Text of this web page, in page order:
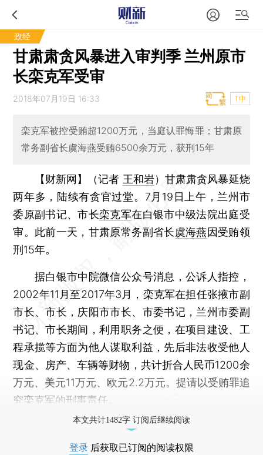
政经
甘肃肃贪风暴进入审判季 兰州原市
长栾克军受审
2018年07月19日 16:33 T中
栾克军被控受贿超1200万元，当庭认罪悔罪；甘肃原
常务副省长虞海燕受贿6500余万元，获刑15年
【财新网】（记者 王和岩） 甘肃肃贪风暴延烧
两年多，陆续有贪官过堂。7月19日上午，兰州市
委原副书记、市长栾克军在白银市中级法院出庭受
审。此前一天，甘肃原常务副省长虞海燕 因受贿领
刑15年。
据白银市中院微信公众号消息，公诉人指控，
2002年11月至2017年3月，栾克军在担任张掖市副
市长、市长，庆阳市市长、市委书记，兰州市委副
书记、市长期间，利用职务之便，在项目建设、工
程承揽等方面为他人谋取利益，先后非法收受他人
现金、房产、车辆等财物，共计折合人民币1200余
万元、美元11万元、欧元2.2万元。提请以受贿罪追
究栾克军的刑事责任。
本文共计1482字 订阅后继续阅读
登录 后获取已订阅的阅读权限